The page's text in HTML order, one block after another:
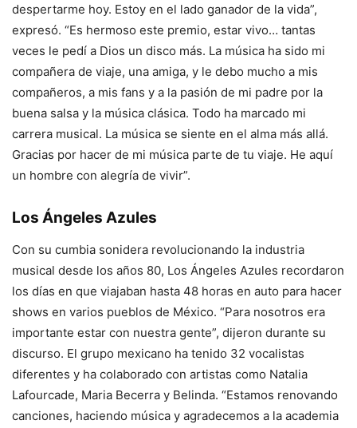
despertarme hoy. Estoy en el lado ganador de la vida”,
expresó. “Es hermoso este premio, estar vivo… tantas
veces le pedí a Dios un disco más. La música ha sido mi
compañera de viaje, una amiga, y le debo mucho a mis
compañeros, a mis fans y a la pasión de mi padre por la
buena salsa y la música clásica. Todo ha marcado mi
carrera musical. La música se siente en el alma más allá.
Gracias por hacer de mi música parte de tu viaje. He aquí
un hombre con alegría de vivir”.
Los Ángeles Azules
Con su cumbia sonidera revolucionando la industria
musical desde los años 80, Los Ángeles Azules recordaron
los días en que viajaban hasta 48 horas en auto para hacer
shows en varios pueblos de México. “Para nosotros era
importante estar con nuestra gente”, dijeron durante su
discurso. El grupo mexicano ha tenido 32 vocalistas
diferentes y ha colaborado con artistas como Natalia
Lafourcade, Maria Becerra y Belinda. “Estamos renovando
canciones, haciendo música y agradecemos a la academia